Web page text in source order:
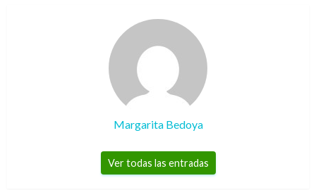
Margarita Bedoya
Ver todas las entradas